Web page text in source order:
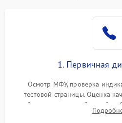
1. Первичная
Осмотр МФУ, проверка
тестовой страницы. Оценка
работы сканирующей линейки.
дефектах изображения или